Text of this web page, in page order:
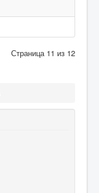
Страница 11 из 12